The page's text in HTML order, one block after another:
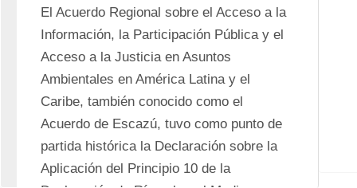
El Acuerdo Regional sobre el Acceso a la
Información, la Participación Pública y el
Acceso a la Justicia en Asuntos
Ambientales en América Latina y el
Caribe, también conocido como el
Acuerdo de Escazú, tuvo como punto de
partida histórica la Declaración sobre la
Aplicación del Principio 10 de la